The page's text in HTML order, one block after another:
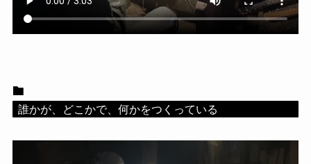
誰かが、どこかで、何かをつくっている